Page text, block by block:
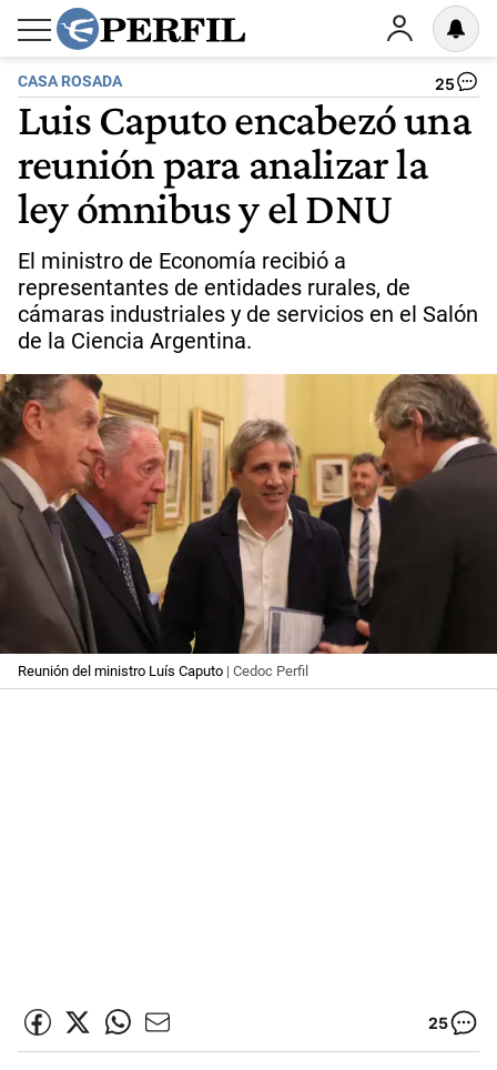
CASA ROSADA 25
Luis Caputo encabezó una
reunión para analizar la
ley ómnibus y el DNU
El ministro de Economía recibió a
representantes de entidades rurales, de
cámaras industriales y de servicios en el Salón
de la Ciencia Argentina.
Reunión del ministro Luís Caputo | Cedoc Perfil
25